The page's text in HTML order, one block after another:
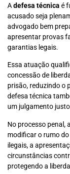
Adefesa técnica é
acusado seja
advogado bem
apresentar provas
garantias legais.
Essa atuação
concessão de
prisão, reduzindo o
defesa técnica
um julgamento
No processo penal,
modificar o rumo
ilegais, a
circunstâncias
protegendo a